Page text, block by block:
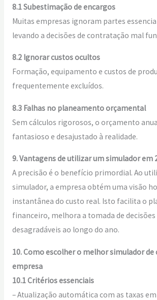
8.1 Subestimação de encargos
Muitas empresas ignoram partes
levando a decisões de contratação mal
8.2 Ignorar custos ocultos
Formação, equipamento e custos de
frequentemente excluídos.
8.3 Falhas no planeamento orçamental
Sem cálculos rigorosos, o orçamento
fantasioso e desajustado à realidade.
9. Vantagens de utilizar um simulador em
A precisão é o benefício primordial. Ao
simulador, a empresa obtém uma visão
instantânea do custo real. Isto facilita o
financeiro, melhora a tomada de decisões
desagradáveis ao longo do ano.
10. Como escolher o melhor simulador de
empresa
10.1 Critérios essenciais
– Atualização automática com as taxas